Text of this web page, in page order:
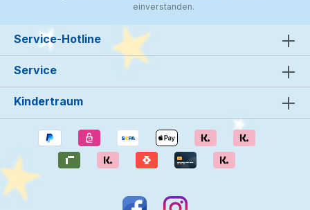
einverstanden.
Service-Hotline
Service
Kindertraum